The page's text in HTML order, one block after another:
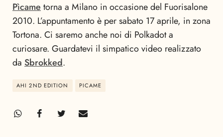
Pìcametorna a Milano in occasione del Fuorisalone
2010. L’appuntamento è per sabato 17 aprile, in zona
Tortona. Ci saremo anche noi di Polkadot a
curiosare. Guardatevi il simpatico video realizzato
da Sbrokked.
AHI 2ND EDITION PICAME